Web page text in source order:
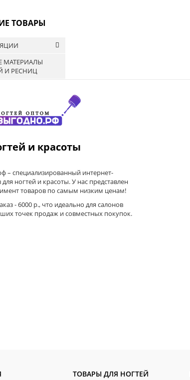
ТОВАРЫ
И РЕСНИЦ
и красоты
– специализированный интернет-
ногтей и красоты. У нас представлен
товаров по самым низким ценам!
- 6000 р., что идеально для салонов
точек продаж и совместных покупок.
ТОВАРЫ ДЛЯ НОГТЕЙ